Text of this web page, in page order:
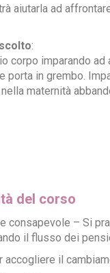
aiutarla ad
:
corpo imparando ad
porta in grembo.
maternità
del corso
consapevole – Si
il flusso dei
accogliere il